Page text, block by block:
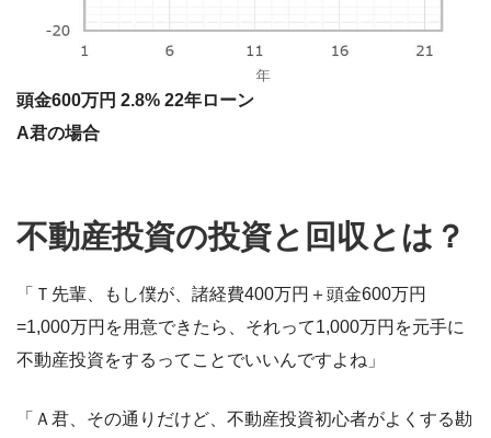
頭金600万円 2.8% 22年ローン
A君の場合
不動産投資の投資と回収とは？
「Ｔ先輩、もし僕が、諸経費400万円＋頭金600万円
=1,000万円を用意できたら、それって1,000万円を元手に
不動産投資をするってことでいいんですよね」
「Ａ君、その通りだけど、不動産投資初心者がよくする勘